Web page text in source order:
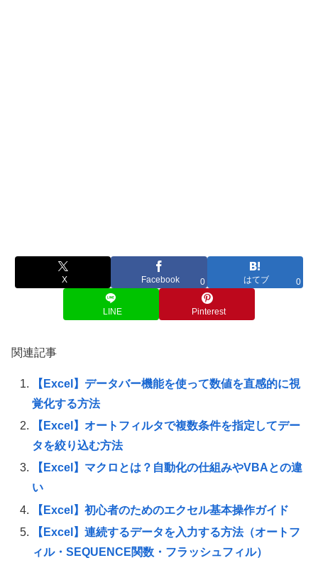
X Facebook 0 はてブ 0
LINE Pinterest
関連記事
【Excel】データバー機能を使って数値を直感的に視
覚化する方法
【Excel】オートフィルタで複数条件を指定してデー
タを絞り込む方法
【Excel】マクロとは？自動化の仕組みやVBAとの違
い
【Excel】初心者のためのエクセル基本操作ガイド
【Excel】連続するデータを入力する方法（オートフ
ィル・SEQUENCE関数・フラッシュフィル）